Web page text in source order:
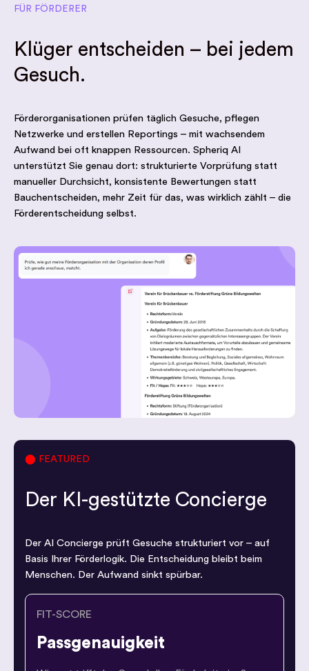
FÜR FÖRDERER
Klüger entscheiden – bei jedem
Gesuch.
Förderorganisationen prüfen täglich Gesuche, pflegen
Netzwerke und erstellen Reportings – mit wachsendem
Aufwand bei oft knappen Ressourcen. Spheriq AI
unterstützt Sie genau dort: strukturierte Vorprüfung statt
manueller Durchsicht, konsistente Bewertungen statt
Bauchentscheiden, mehr Zeit für das, was wirklich zählt – die
Förderentscheidung selbst.
⬤ FEATURED
Der KI-gestützte Concierge
Der AI Concierge prüft Gesuche strukturiert vor – auf
Basis Ihrer Förderlogik. Die Entscheidung bleibt beim
Menschen. Der Aufwand sinkt spürbar.
FIT-SCORE
Passgenauigkeit